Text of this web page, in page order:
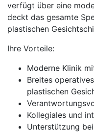
verfügt über eine
deckt das gesamte
plastischen
Ihre Vorteile:
Moderne Klinik
Breites
plastischen
Kollegiales und
Unterstützung